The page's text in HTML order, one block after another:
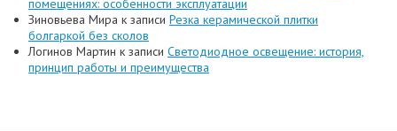
помещениях: особенности эксплуатации
Зиновьева Мира к записи Резка керамической плитки
болгаркой без сколов
Логинов Мартин к записи Светодиодное освещение: история,
принцип работы и преимущества